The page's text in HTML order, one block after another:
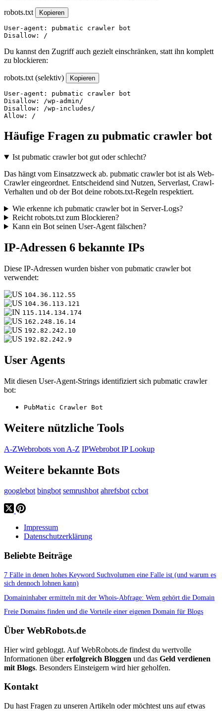
robots.txt Kopieren
User-agent: pubmatic crawler bot
Disallow: /
Du kannst den Zugriff auch gezielt einschränken, statt ihn komplett
zu blockieren:
robots.txt (selektiv) Kopieren
User-agent: pubmatic crawler bot
Disallow: /wp-admin/
Disallow: /wp-includes/
Allow: /
Häufige Fragen zu pubmatic crawler bot
Ist pubmatic crawler bot gut oder schlecht?
Das hängt vom Einsatzzweck ab. pubmatic crawler bot ist als Web-
Crawler eingeordnet. Entscheidend sind Nutzen, Serverlast, Crawl-
Verhalten und ob der Bot deine robots.txt-Regeln respektiert.
Wie erkenne ich pubmatic crawler bot in Server-Logs?
Reicht robots.txt zum Blockieren?
Kann ein Bot seinen User-Agent fälschen?
IP-Adressen 6 bekannte IPs
Diese IP-Adressen wurden bisher von pubmatic crawler bot
verwendet:
104.36.112.55
104.36.113.121
115.114.134.174
162.248.16.14
192.82.242.10
192.82.242.9
User Agents
Mit diesen User-Agent-Strings identifiziert sich pubmatic crawler
bot:
PubMatic Crawler Bot
Weitere nützliche Tools
A-ZWebrobots von A-Z IPWebrobot IP Lookup
Weitere bekannte Bots
googlebot bingbot semrushbot ahrefsbot ccbot
Impressum
Datenschutzerklärung
Beliebte Beiträge
7 Fälle in denen hohes Keyword Suchvolumen eine Falle ist (und warum es
sich dennoch lohnen kann)
Domaininhaber ermitteln mit der Whois-Abfrage: Wem gehört die Domain
Freie Domains finden und die Vorteile einer eigenen Domain für Blogs
Über WebRobots.de
Hier wird gebloggt. Auf WebRobots.de findest du wertvolle
Informationen übererfolgreich Bloggen und das Geld verdienen
mit Blogs. Besonders Einsteigern wird hier geholfen.
Kontakt
Du hast Fragen zu unseren Artikeln oder möchtest uns auf etwas